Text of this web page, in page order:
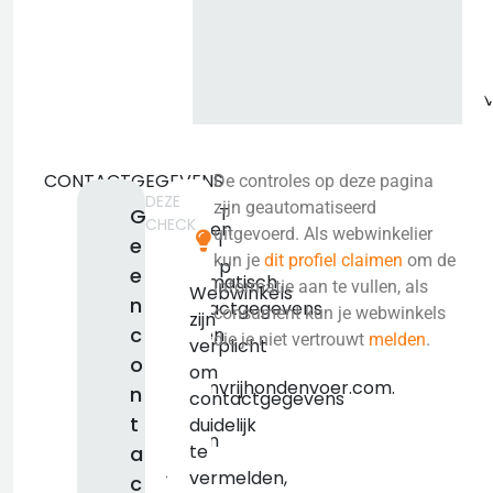
CONTACTGEGEVENS
G
e
e
n
c
o
n
t
a
c
We
konden
niet
automatisch
contactgegevens
vinden
graanvrijhondenvoer.com.
raden
T
i
p
Webwinkels
zijn
verplicht
om
contactgegevens
duidelijk
te
vermelden,
DEZE
CHECK
De controles op deze pagina
zijn geautomatiseerd
uitgevoerd. Als webwinkelier
kun je dit profiel claimen om de
informatie aan te vullen, als
consument kun je webwinkels
die je niet vertrouwt melden.